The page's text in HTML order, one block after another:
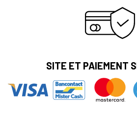
SITE ET PAIEMENT